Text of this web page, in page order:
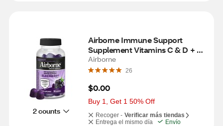
2 counts
Airborne Immune Support
Supplement Vitamins C & D +
Zinc, Elderberry Gummies, 36 CT
Airborne
26
$0.00
Buy 1, Get 1 50% Off
Recoger - Verificar más tiendas
Entrega el mismo día
Envío